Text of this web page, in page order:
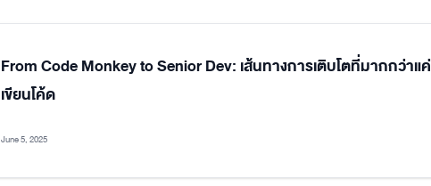
From Code Monkey to Senior Dev: เส้นทางการเติบโตที่มากกว่าแค่
เขียนโค้ด
June 5, 2025